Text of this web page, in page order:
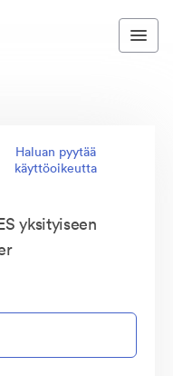
Haluan pyytää
käyttöoikeutta
yksityiseen